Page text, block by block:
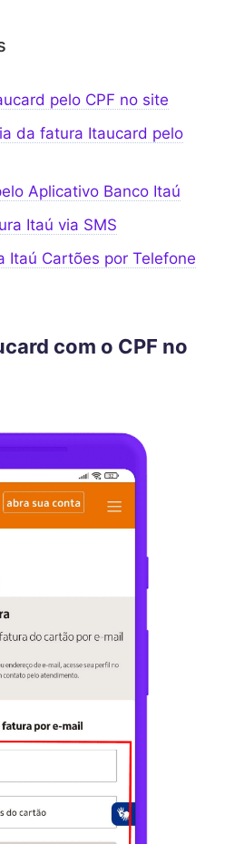
pelo CPF no site
da fatura Itaucard pelo
Aplicativo Banco Itaú
Itaú via SMS
Itaú Cartões por Telefone
com o CPF no